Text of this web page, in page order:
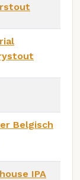
Belgisch
IPA